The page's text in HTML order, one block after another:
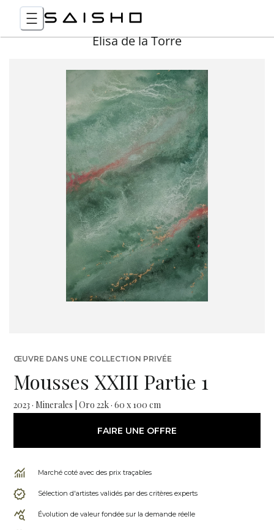
Elisa de la Torre
ŒUVRE DANS UNE COLLECTION PRIVÉE
Mousses XXIII Partie 1
2023 · Minerales | Oro 22k · 60 x 100 cm
FAIRE UNE OFFRE
Marché coté avec des prix traçables
Sélection d'artistes validés par des critères experts
Évolution de valeur fondée sur la demande réelle